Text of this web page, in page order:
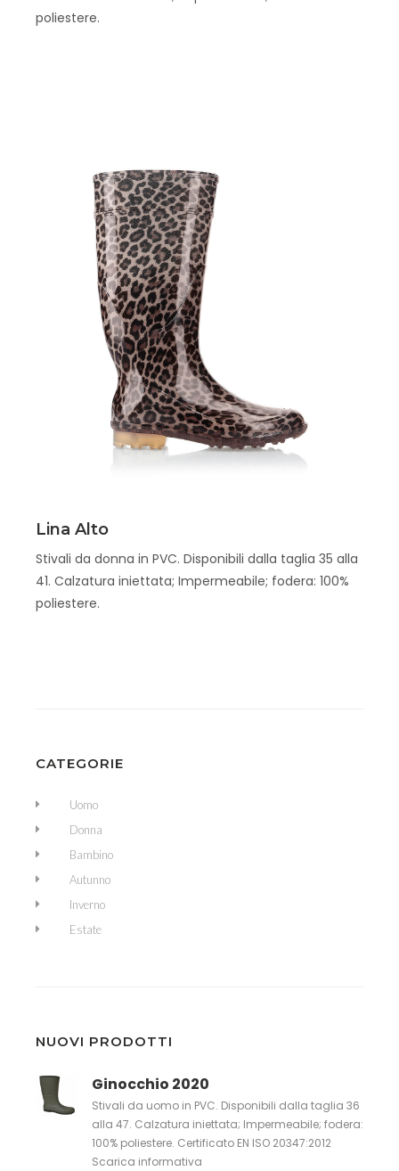
poliestere.
Scopri
Lina Alto
Stivali da donna in PVC. Disponibili dalla taglia 35 alla
41. Calzatura iniettata; Impermeabile; fodera: 100%
poliestere.
CATEGORIE
Uomo
Donna
Bambino
Autunno
Inverno
Estate
NUOVI PRODOTTI
Ginocchio 2020
Stivali da uomo in PVC. Disponibili dalla taglia 36
alla 47. Calzatura iniettata; Impermeabile; fodera:
100% poliestere. Certificato EN ISO 20347:2012
Scarica informativa